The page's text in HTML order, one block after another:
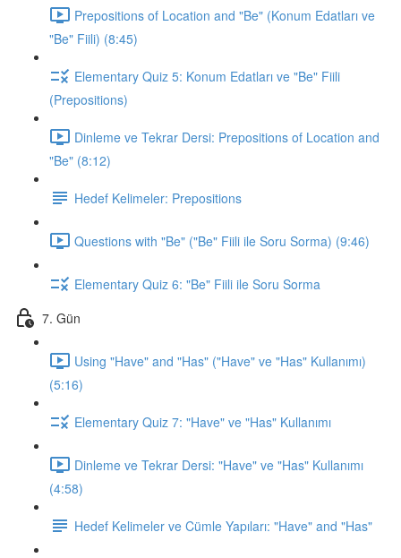
Prepositions of Location and "Be" (Konum Edatları ve
"Be" Fiili) (8:45)
Elementary Quiz 5: Konum Edatları ve "Be" Fiili
(Prepositions)
Dinleme ve Tekrar Dersi: Prepositions of Location and
"Be" (8:12)
Hedef Kelimeler: Prepositions
Questions with "Be" ("Be" Fiili ile Soru Sorma) (9:46)
Elementary Quiz 6: "Be" Fiili ile Soru Sorma
7. Gün
Using "Have" and "Has" ("Have" ve "Has" Kullanımı)
(5:16)
Elementary Quiz 7: "Have" ve "Has" Kullanımı
Dinleme ve Tekrar Dersi: "Have" ve "Has" Kullanımı
(4:58)
Hedef Kelimeler ve Cümle Yapıları: "Have" and "Has"